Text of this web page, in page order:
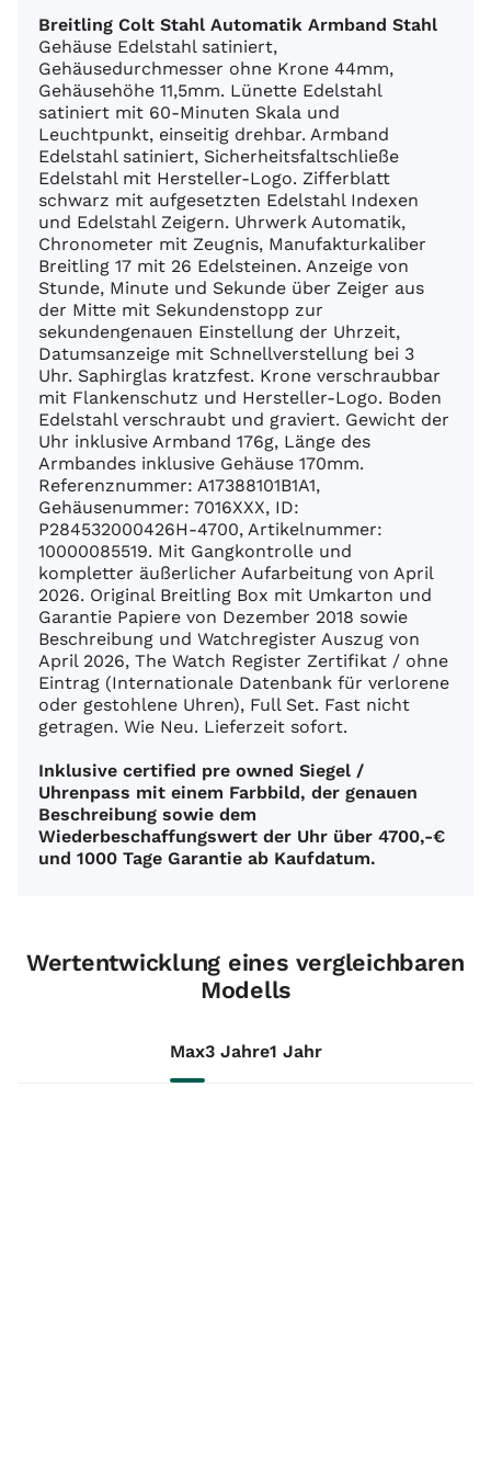
Breitling Colt Stahl Automatik Armband Stahl
Gehäuse Edelstahl satiniert,
Gehäusedurchmesser ohne Krone 44mm,
Gehäusehöhe 11,5mm. Lünette Edelstahl
satiniert mit 60-Minuten Skala und
Leuchtpunkt, einseitig drehbar. Armband
Edelstahl satiniert, Sicherheitsfaltschließe
Edelstahl mit Hersteller-Logo. Zifferblatt
schwarz mit aufgesetzten Edelstahl Indexen
und Edelstahl Zeigern. Uhrwerk Automatik,
Chronometer mit Zeugnis, Manufakturkaliber
Breitling 17 mit 26 Edelsteinen. Anzeige von
Stunde, Minute und Sekunde über Zeiger aus
der Mitte mit Sekundenstopp zur
sekundengenauen Einstellung der Uhrzeit,
Datumsanzeige mit Schnellverstellung bei 3
Uhr. Saphirglas kratzfest. Krone verschraubbar
mit Flankenschutz und Hersteller-Logo. Boden
Edelstahl verschraubt und graviert. Gewicht der
Uhr inklusive Armband 176g, Länge des
Armbandes inklusive Gehäuse 170mm.
Referenznummer: A17388101B1A1,
Gehäusenummer: 7016XXX, ID:
P284532000426H-4700, Artikelnummer:
10000085519. Mit Gangkontrolle und
kompletter äußerlicher Aufarbeitung von April
2026. Original Breitling Box mit Umkarton und
Garantie Papiere von Dezember 2018 sowie
Beschreibung und Watchregister Auszug von
April 2026, The Watch Register Zertifikat / ohne
Eintrag (Internationale Datenbank für verlorene
oder gestohlene Uhren), Full Set. Fast nicht
getragen. Wie Neu. Lieferzeit sofort.
Inklusive certified pre owned Siegel /
Uhrenpass mit einem Farbbild, der genauen
Beschreibung sowie dem
Wiederbeschaffungswert der Uhr über 4700,-€
und 1000 Tage Garantie ab Kaufdatum.
Wertentwicklung eines vergleichbaren
Modells
Max3 Jahre1 Jahr